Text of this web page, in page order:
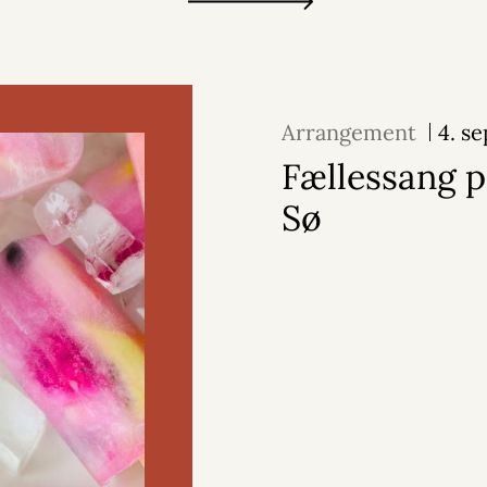
Arrangement 4.
Fællessang
Sø